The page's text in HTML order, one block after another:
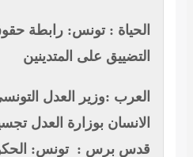
الحياة : تونس: رابطة
التضييق على المتدينين
العرب :وزير العدل
الانسان بوزارة العدل
قدس برس : تونس: